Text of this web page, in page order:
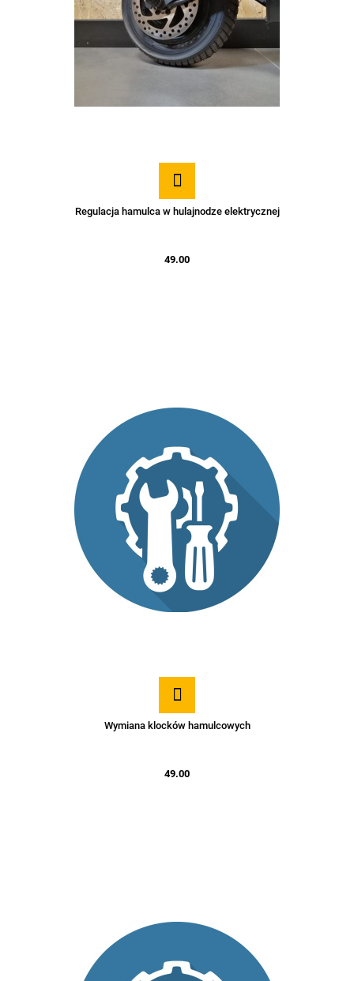
Regulacja hamulca w hulajnodze elektrycznej
49.00
Wymiana klocków hamulcowych
49.00